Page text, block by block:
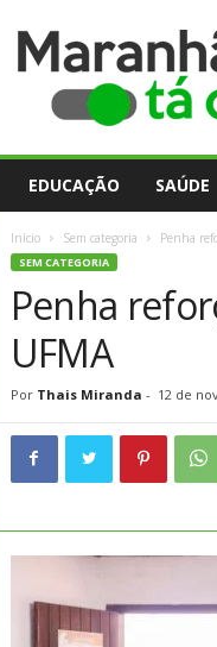
EDUCAÇÃO SAÚDE
Início Sem categoria Penha
SEM CATEGORIA
Penha
UFMA
Por Thais Miranda - 12 de